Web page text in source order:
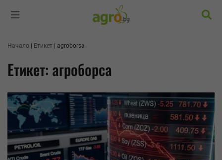
Начало Етикет agroborsa
Етикет: агроборса